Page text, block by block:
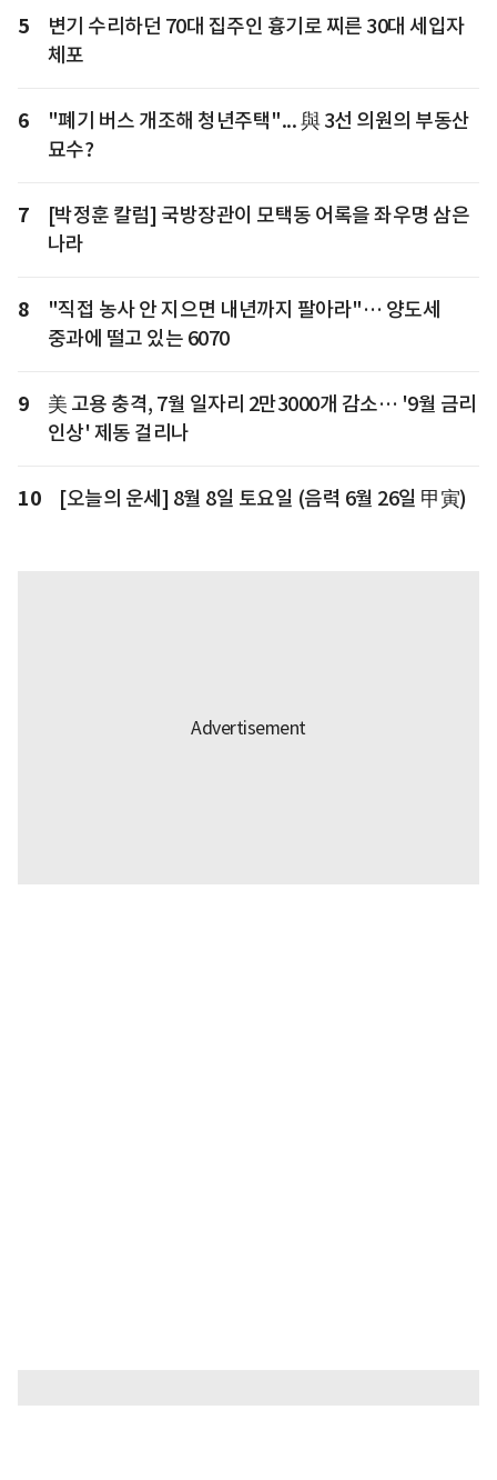
5
변기 수리하던 70대 집주인 흉기로 찌른 30대 세입자
체포
6
"폐기 버스 개조해 청년주택"... 與 3선 의원의 부동산
묘수?
7
[박정훈 칼럼] 국방장관이 모택동 어록을 좌우명 삼은
나라
8
"직접 농사 안 지으면 내년까지 팔아라"… 양도세
중과에 떨고 있는 6070
9
美 고용 충격, 7월 일자리 2만3000개 감소… '9월 금리
인상' 제동 걸리나
10 [오늘의 운세] 8월 8일 토요일 (음력 6월 26일 甲寅)